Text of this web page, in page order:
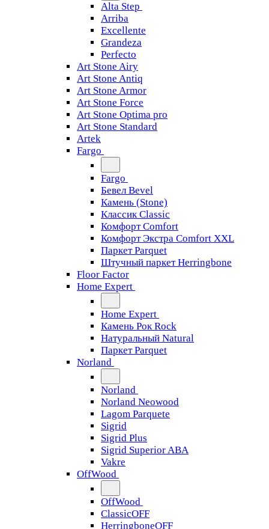
Alta Step
Arriba
Excellente
Grandeza
Perfecto
Art Stone Airy
Art Stone Antiq
Art Stone Armor
Art Stone Force
Art Stone Optima pro
Art Stone Standard
Artek
Fargo
Fargo
Бевел Bevel
Камень (Stone)
Классик Classic
Комфорт Comfort
Комфорт Экстра Comfort XXL
Паркет Parquet
Штучный паркет Herringbone
Floor Factor
Home Expert
Home Expert
Камень Рок Rock
Натуральный Natural
Паркет Parquet
Norland
Norland
Norland Neowood
Lagom Parquete
Sigrid
Sigrid Plus
Sigrid Superior ABA
Vakre
OffWood
OffWood
ClassicOFF
HerringboneOFF